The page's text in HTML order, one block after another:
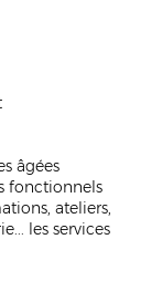
âgées
fonctionnels
ateliers,
les services